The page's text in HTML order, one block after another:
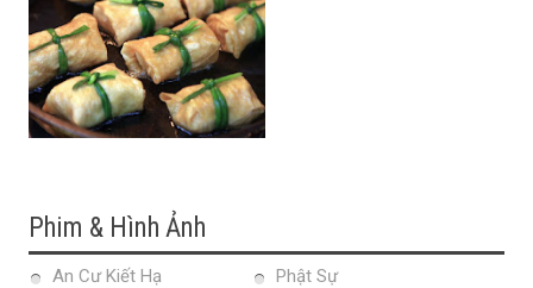
Phim & Hình Ảnh
An Cư Kiết Hạ
Phật Sự